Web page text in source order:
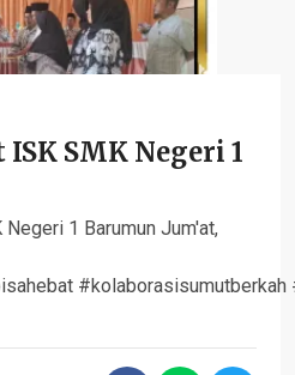
SMK Negeri 1
1 Barumun Jum'at,